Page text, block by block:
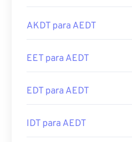
AKDT para AEDT
EET para AEDT
EDT para AEDT
IDT para AEDT